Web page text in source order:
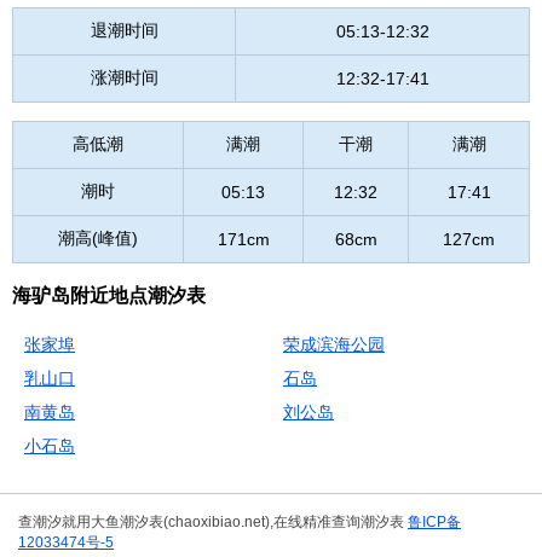
退潮时间 05:13-12:32
涨潮时间 12:32-17:41
高低潮 满潮 干潮 满潮
潮时 05:13 12:32 17:41
潮高(峰值) 171cm 68cm 127cm
海驴岛附近地点潮汐表
张家埠
荣成滨海公园
乳山口
石岛
南黄岛
刘公岛
小石岛
查潮汐就用大鱼潮汐表(chaoxibiao.net),在线精准查询潮汐表 鲁ICP备
12033474号-5